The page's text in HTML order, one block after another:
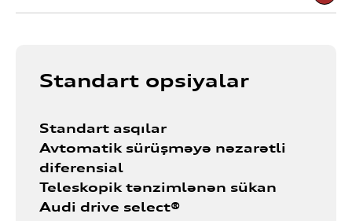
Standart opsiyalar
Standart asqılar
Avtomatik sürüşməyə nəzarətli
diferensial
Teleskopik tənzimlənən sükan
Audi drive select®